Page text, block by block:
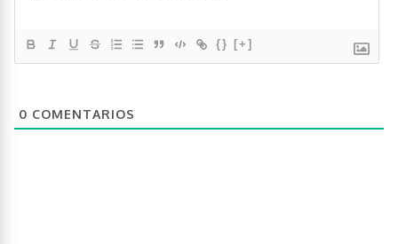
{} [+]
0 COMENTARIOS